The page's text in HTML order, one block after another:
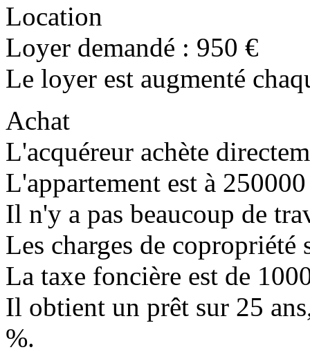
Location
Loyer demandé : 950 €
Le loyer est augmenté
Achat
L'acquéreur achète
L'appartement est à
Il n'y a pas beaucoup de
Les charges de copropriété
La taxe foncière est de
Il obtient un prêt sur 25
%.